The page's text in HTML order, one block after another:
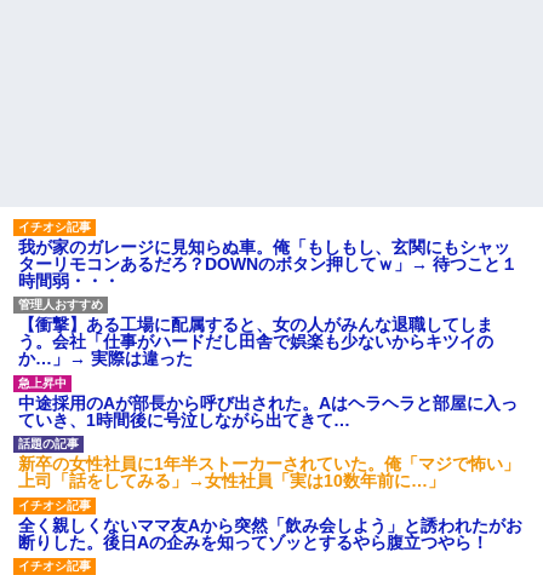
我が家のガレージに見知らぬ車。俺「もしもし、玄関にもシャッ
ターリモコンあるだろ？DOWNのボタン押してｗ」→ 待つこと１
時間弱・・・
【衝撃】ある工場に配属すると、女の人がみんな退職してしま
う。会社「仕事がハードだし田舎で娯楽も少ないからキツイの
か…」→ 実際は違った
中途採用のAが部長から呼び出された。Aはヘラヘラと部屋に入っ
ていき、1時間後に号泣しながら出てきて…
新卒の女性社員に1年半ストーカーされていた。俺「マジで怖い」
上司「話をしてみる」→女性社員「実は10数年前に…」
全く親しくないママ友Aから突然「飲み会しよう」と誘われたがお
断りした。後日Aの企みを知ってゾッとするやら腹立つやら！